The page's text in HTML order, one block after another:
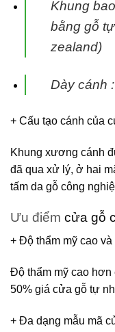
Khung
bằng gỗ
zealand)
Dày cánh
+ Cấu tạo cánh của
Khung xương cánh
đã qua xử lý, ở hai
tấm da gỗ công
Ưu điểm cửa gỗ
+ Độ thẩm mỹ cao và
Độ thẩm mỹ cao
50% giá cửa gỗ tự
+ Đa dạng mẫu mã